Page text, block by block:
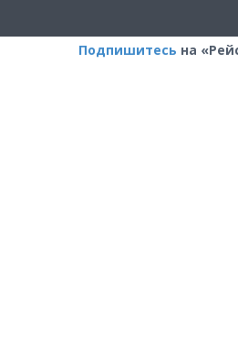
Подпишитесь на